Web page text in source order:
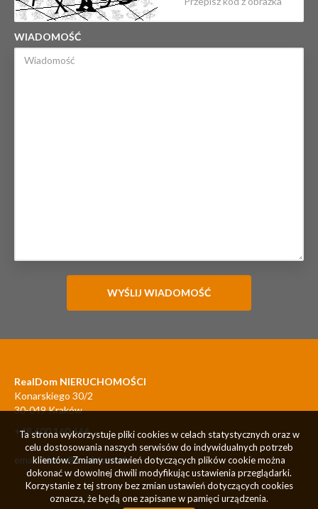
WIADOMOŚĆ
RealDom NIERUCHOMOŚCI
Konarskiego 30/2
30-049 Kraków
+48 600 160 666
email:biuro@realdom.pl
Ta strona wykorzystuje pliki cookies w celach statystycznych oraz w
celu dostosowania naszych serwisów do indywidualnych potrzeb
klientów. Zmiany ustawień dotyczących plików cookie można
dokonać w dowolnej chwili modyfikując ustawienia przeglądarki.
Korzystanie z tej strony bez zmian ustawień dotyczących cookies
oznacza, że będą one zapisane w pamięci urządzenia.